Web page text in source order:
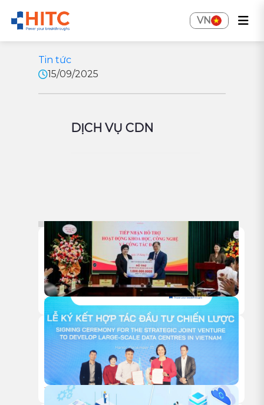
VN
Tin tức
15/09/2025
DỊCH VỤ CDN
18/05/2026
HITC TRAO TẶNG 1 TỶ ĐỒNG HỖ TRỢ HOẠT ĐỘNG NGHIÊN
CỨU KHOA HỌC CỦA VUSTA
18/12/2025
HỘI NGHỊ KHÁCH HÀNG HITC 2025 – VỮNG BƯỚC ĐỒNG